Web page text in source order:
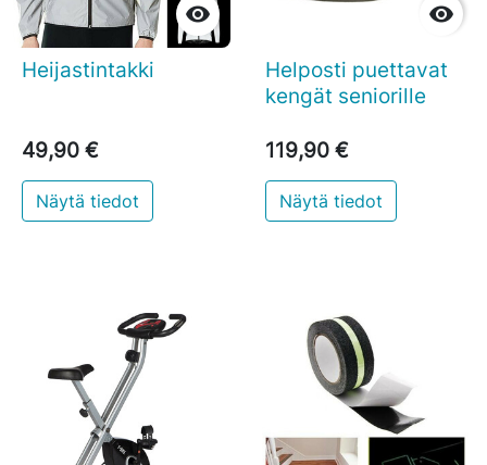

Heijastintakki
49,90 €
Näytä tiedot

Helposti puettavat
kengät seniorille
119,90 €
Näytä tiedot